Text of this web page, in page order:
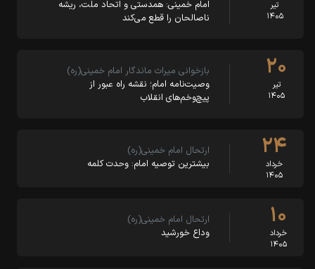
تیر
۱۴۰۵
امام خمینی: همدستی و اتحاد ملت، ریشه
ناصالحان را قطع می‌کند
۲۰
تیر
۱۴۰۵
بازخوانی میراث ماندگار امام خمینی(ره)
وصیت‌نامه امام؛ نقشه راه عبور از
پیچ‌وخم‌های انقلاب
۲۴
خرداد
۱۴۰۵
ارتحال امام خمینی(ره)
بیشترین توصیه امام: وحدت کلمه
۱۰
خرداد
۱۴۰۵
ارتحال امام خمینی(ره)
وداع خورشید